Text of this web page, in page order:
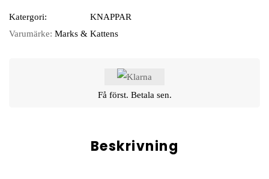
Katergori:
KNAPPAR
Varumärke: Marks & Kattens
Få först. Betala sen.
Beskrivning